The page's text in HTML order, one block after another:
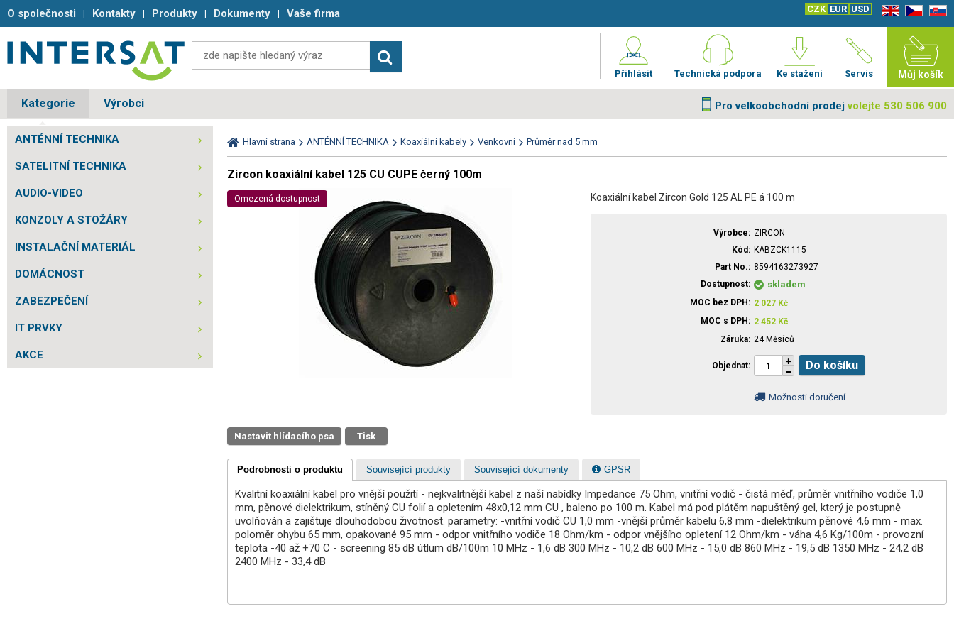
O společnosti Kontakty Produkty Dokumenty Vaše firma EN CZ SK
CZK EUR USD
Můj košík
Servis
Ke stažení
Technická podpora
Přihlásit
Kategorie Výrobci Pro velkoobchodní prodejvolejte 530 506 900
ANTÉNNÍ TECHNIKA
SATELITNÍ TECHNIKA
AUDIO-VIDEO
KONZOLY A STOŽÁRY
INSTALAČNÍ MATERIÁL
DOMÁCNOST
ZABEZPEČENÍ
IT PRVKY
AKCE
Hlavní strana ANTÉNNÍ TECHNIKA Koaxiální kabely Venkovní Průměr nad 5 mm
Zircon koaxiální kabel 125 CU CUPE černý 100m
Omezená dostupnost Koaxiální kabel Zircon Gold 125 AL PE á 100 m
Výrobce
ZIRCON
Kód
KABZCK1115
Part No.
8594163273927
Dostupnost
skladem
MOC bez DPH 2 027 Kč
MOC s DPH
2 452 Kč
Záruka 24 Měsíců
Objednat Do košíku
Možnosti doručení
Nastavit hlídacího psa Tisk
Podrobnosti o produktu Související produkty Související dokumenty GPSR
Kvalitní koaxiální kabel pro vnější použití - nejkvalitnější kabel z naší nabídky Impedance 75 Ohm, vnitřní vodič - čistá měď, průměr vnitřního vodiče 1,0
mm, pěnové dielektrikum, stíněný CU folií a opletením 48x0,12 mm CU , baleno po 100 m. Kabel má pod plátěm napuštěný gel, který je postupně
uvolňován a zajištuje dlouhodobou životnost. parametry: -vnitřní vodič CU 1,0 mm -vnější průměr kabelu 6,8 mm -dielektrikum pěnové 4,6 mm - max.
poloměr ohybu 65 mm, opakované 95 mm - odpor vnitřního vodiče 18 Ohm/km - odpor vnějšího opletení 12 Ohm/km - váha 4,6 Kg/100m - provozní
teplota -40 až +70 C - screening 85 dB útlum dB/100m 10 MHz - 1,6 dB 300 MHz - 10,2 dB 600 MHz - 15,0 dB 860 MHz - 19,5 dB 1350 MHz - 24,2 dB
2400 MHz - 33,4 dB